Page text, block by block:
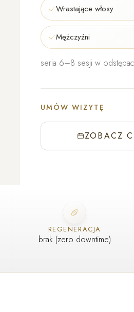
Wrastające włosy
Mężczyźni
seria 6–8 sesji w
UMÓW WIZYTĘ
ZOBACZ
REGENERACJA
brak (zero downtime)